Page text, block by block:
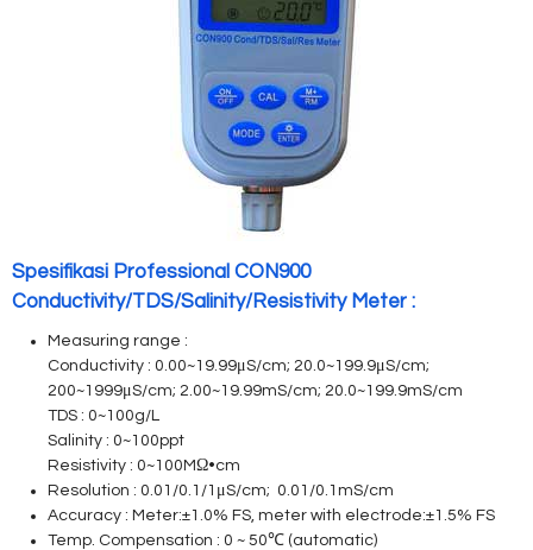
Spesifikasi Professional CON900
Conductivity/TDS/Salinity/Resistivity Meter :
Measuring range :
Conductivity : 0.00~19.99μS/cm; 20.0~199.9μS/cm;
200~1999μS/cm; 2.00~19.99mS/cm; 20.0~199.9mS/cm
TDS : 0~100g/L
Salinity : 0~100ppt
Resistivity : 0~100MΩ•cm
Resolution : 0.01/0.1/1μS/cm; 0.01/0.1mS/cm
Accuracy : Meter:±1.0% FS, meter with electrode:±1.5% FS
Temp. Compensation : 0 ~ 50℃ (automatic)